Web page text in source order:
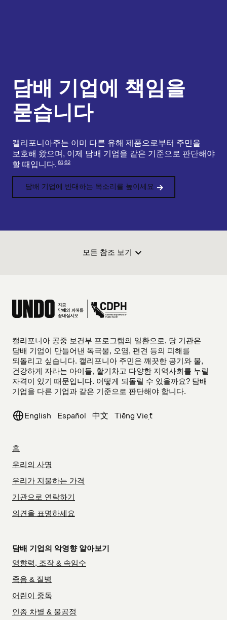
담배 기업에 책임을
묻습니다
캘리포니아주는 이미 다른 유해 제품으로부터 주민을
보호해 왔으며, 이제 담배 기업을 같은 기준으로 판단해야
할 때입니다. 6162
담배 기업에 반대하는 목소리를 높이세요
모든 참조 보기
캘리포니아 공중 보건부 프로그램의 일환으로, 당 기관은
담배 기업이 만들어낸 독극물, 오염, 편견 등의 피해를
되돌리고 싶습니다. 캘리포니아 주민은 깨끗한 공기와 물,
건강하게 자라는 아이들, 활기차고 다양한 지역사회를 누릴
자격이 있기 때문입니다. 어떻게 되돌릴 수 있을까요? 담배
기업을 다른 기업과 같은 기준으로 판단해야 합니다.
English Español 中文 Tiếng Việt
홈
우리의 사명
우리가 지불하는 가격
기관으로 연락하기
의견을 표명하세요
담배 기업의 악영향 알아보기
영향력, 조작 & 속임수
죽음 & 질병
어린이 중독
인종 차별 & 불공정